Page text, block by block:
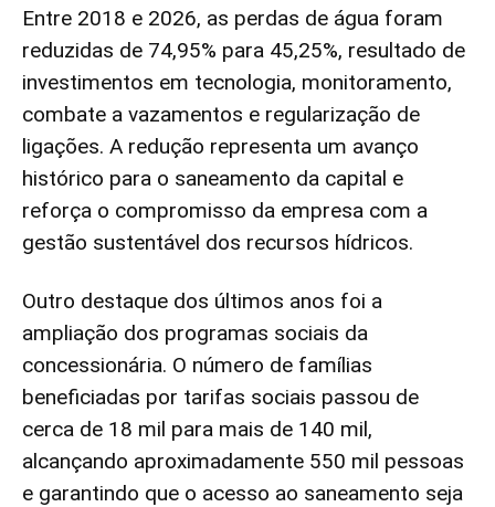
Entre 2018 e 2026, as perdas de água foram
reduzidas de 74,95% para 45,25%, resultado de
investimentos em tecnologia, monitoramento,
combate a vazamentos e regularização de
ligações. A redução representa um avanço
histórico para o saneamento da capital e
reforça o compromisso da empresa com a
gestão sustentável dos recursos hídricos.
Outro destaque dos últimos anos foi a
ampliação dos programas sociais da
concessionária. O número de famílias
beneficiadas por tarifas sociais passou de
cerca de 18 mil para mais de 140 mil,
alcançando aproximadamente 550 mil pessoas
e garantindo que o acesso ao saneamento seja